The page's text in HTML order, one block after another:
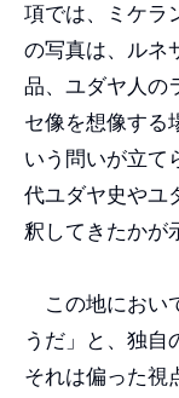
項では、ミケラ
の写真は、ルネ
品、ユダヤ人の
セ像を想像する
いう問いが立て
代ユダヤ史やユ
釈してきたかが
この地におい
うだ」と、独自
それは偏った視